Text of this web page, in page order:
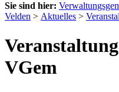
Sie sind hier:
Velden > Aktuelles >
VGem